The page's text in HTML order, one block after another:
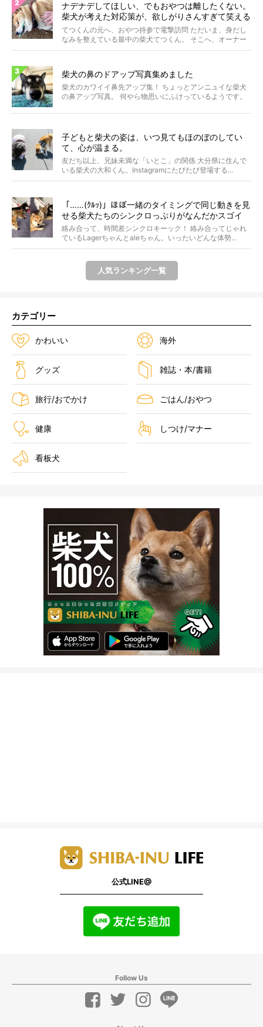
ナデナデしてほしい、でもおやつは離したくない。
柴犬が考えた対応策が、欲しがりさんすぎて笑える
【動画】
てつくんの元へ、おやつ持参で電撃訪問 ただいま、身だし
なみを整えている最中の柴犬てつくん。 そこへ、オーナー
さ...
柴犬の鼻のドアップ写真集めました
柴犬のカワイイ鼻先アップ集！ ちょっとアンニュイな柴犬
の鼻アップ写真。 何やら物思いにふけっているようです。
子どもと柴犬の姿は、いつ見てもほのぼのしてい
て、心が温まる。
友だち以上、兄妹未満な「いとこ」の関係 大分県に住んで
いる柴犬の大和くん。Instagramにたびたび登場する...
「……(ｸﾙｯ)」ほぼ一緒のタイミングで同じ動きを見
せる柴犬たちのシンクロっぷりがなんだかスゴイ
絡み合って、時間差シンクロキーック！ 絡み合ってじゃれ
ているLagerちゃんとaleちゃん。いったいどんな体勢...
人気ランキング一覧
カテゴリー
かわいい 海外
グッズ 雑誌・本/書籍
旅行/おでかけ ごはん/おやつ
健康 しつけ/マナー
看板犬
公式LINE@
Follow Us